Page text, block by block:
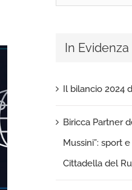
per:
In Evidenza
Il bilancio 2024
Biricca Partner
Mussini”: sport
Cittadella del